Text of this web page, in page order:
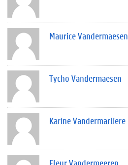
Maurice Vandermaesen
Tycho Vandermaesen
Karine Vandermarliere